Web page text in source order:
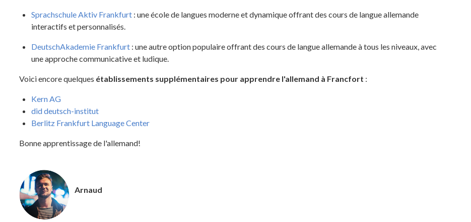
Sprachschule Aktiv Frankfurt : une école de langues moderne et dynamique offrant des cours de langue allemande
interactifs et personnalisés.
DeutschAkademie Frankfurt : une autre option populaire offrant des cours de langue allemande à tous les niveaux, avec
une approche communicative et ludique.
Voici encore quelques établissements supplémentaires pour apprendre l'allemand à Francfort :
Kern AG
did deutsch-institut
Berlitz Frankfurt Language Center
Bonne apprentissage de l'allemand!
Arnaud